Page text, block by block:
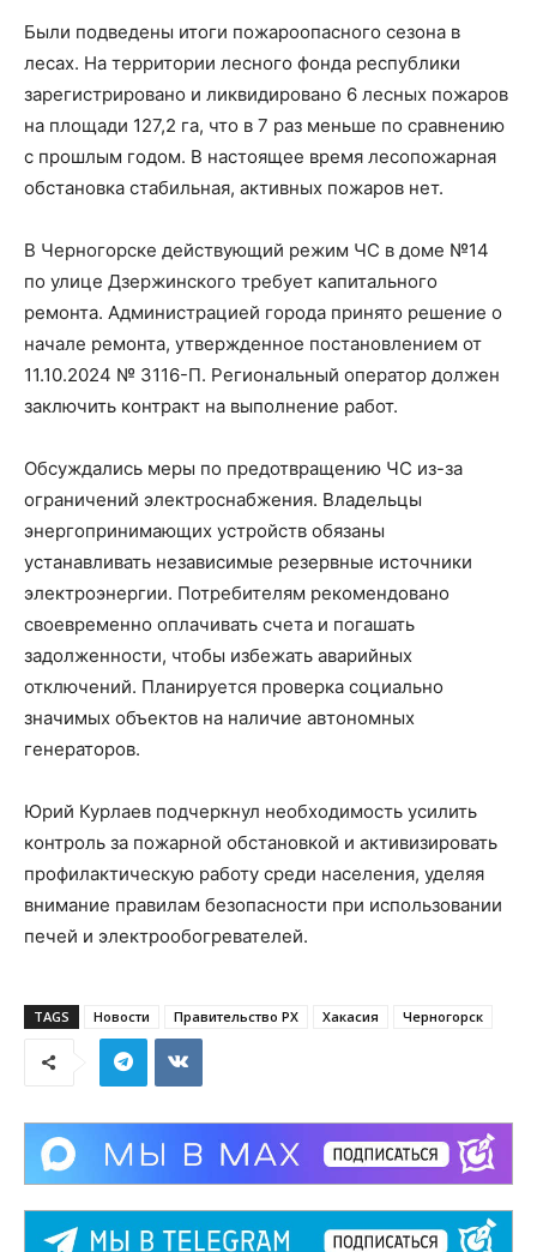
Были подведены итоги пожароопасного сезона в
лесах. На территории лесного фонда республики
зарегистрировано и ликвидировано 6 лесных пожаров
на площади 127,2 га, что в 7 раз меньше по сравнению
с прошлым годом. В настоящее время лесопожарная
обстановка стабильная, активных пожаров нет.
В Черногорске действующий режим ЧС в доме №14
по улице Дзержинского требует капитального
ремонта. Администрацией города принято решение о
начале ремонта, утвержденное постановлением от
11.10.2024 № 3116-П. Региональный оператор должен
заключить контракт на выполнение работ.
Обсуждались меры по предотвращению ЧС из-за
ограничений электроснабжения. Владельцы
энергопринимающих устройств обязаны
устанавливать независимые резервные источники
электроэнергии. Потребителям рекомендовано
своевременно оплачивать счета и погашать
задолженности, чтобы избежать аварийных
отключений. Планируется проверка социально
значимых объектов на наличие автономных
генераторов.
Юрий Курлаев подчеркнул необходимость усилить
контроль за пожарной обстановкой и активизировать
профилактическую работу среди населения, уделяя
внимание правилам безопасности при использовании
печей и электрообогревателей.
TAGS Новости Правительство РХ Хакасия Черногорск